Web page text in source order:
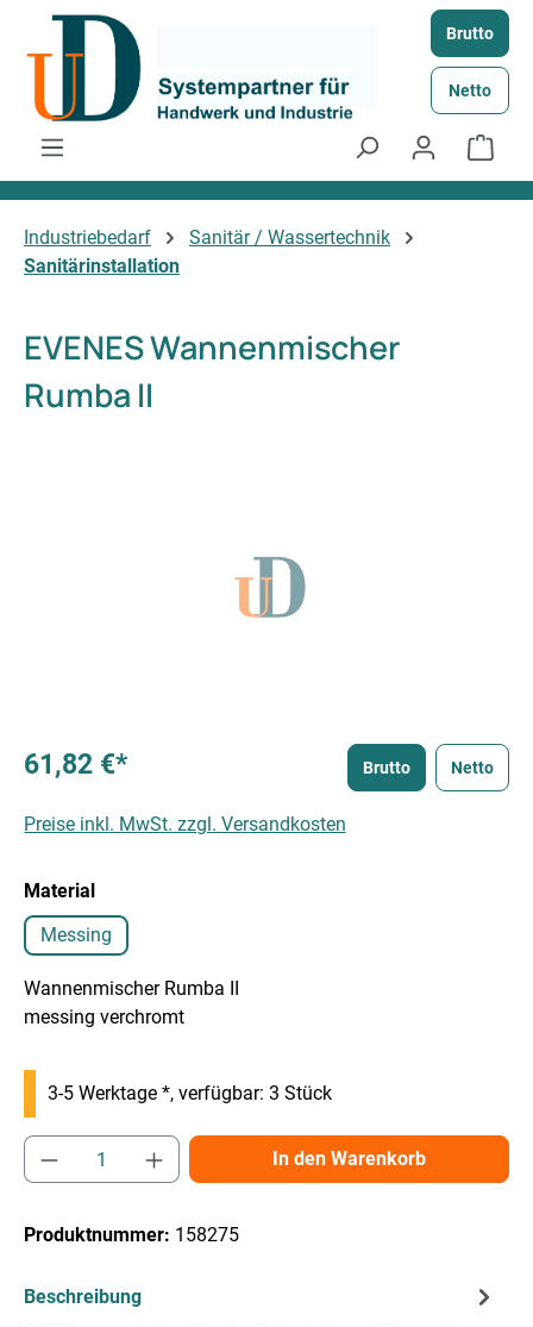
Zum Hauptinhalt springen Brutto
Netto
Industriebedarf
Sanitär / Wassertechnik
Sanitärinstallation
EVENES Wannenmischer
Rumba II
61,82 €* Brutto Netto
Preise inkl. MwSt. zzgl. Versandkosten
Materialauswählen
Messing
Wannenmischer Rumba II
messing verchromt
3-5 Werktage *, verfügbar: 3 Stück
Produkt Anzahl: Gib den gewünschten
In den Warenkorb
Produktnummer: 158275
Beschreibung